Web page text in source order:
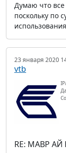
Думаю что
поскольку по
использования
23 января 2020
vtb
RE: МАВР